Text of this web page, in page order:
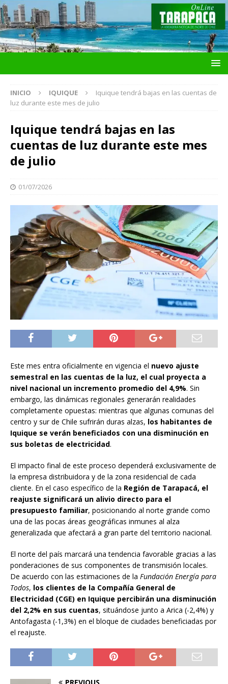
INICIO IQUIQUE
Iquique tendrá bajas en las cuentas de
luz durante este mes de julio
Iquique tendrá bajas en las
cuentas de luz durante este mes
de julio
01/07/2026
Este mes entra oficialmente en vigencia el nuevo ajuste
semestral en las cuentas de la luz, el cual proyecta a
nivel nacional un incremento promedio del 4,9%. Sin
embargo, las dinámicas regionales generarán realidades
completamente opuestas: mientras que algunas comunas del
centro y sur de Chile sufrirán duras alzas, los habitantes de
Iquique se verán beneficiados con una disminución en
sus boletas de electricidad.
El impacto final de este proceso dependerá exclusivamente de
la empresa distribuidora y de la zona residencial de cada
cliente. En el caso específico de la Región de Tarapacá, el
reajuste significará un alivio directo para el
presupuesto familiar, posicionando al norte grande como
una de las pocas áreas geográficas inmunes al alza
generalizada que afectará a gran parte del territorio nacional.
El norte del país marcará una tendencia favorable gracias a las
ponderaciones de sus componentes de transmisión locales.
De acuerdo con las estimaciones de la Fundación Energía para
Todos, los clientes de la Compañía General de
Electricidad (CGE) en Iquique percibirán una disminución
del 2,2% en sus cuentas, situándose junto a Arica (-2,4%) y
Antofagasta (-1,3%) en el bloque de ciudades beneficiadas por
el reajuste.